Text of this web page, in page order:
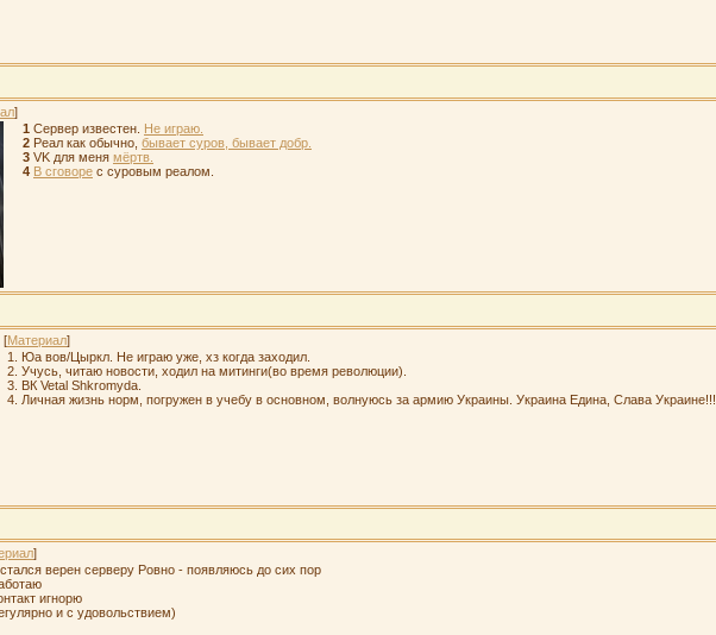
]
1 Сервер известен. Не играю.
2 Реал как обычно, бывает суров, бывает добр.
3 VK для меня мёртв.
4 В сговоре с суровым реалом.
[Материал]
1. Юа вов/Цыркл. Не играю уже, хз когда заходил.
2. Учусь, читаю новости, ходил на митинги(во время революции).
3. ВК Vetal Shkromyda.
4. Личная жизнь норм, погружен в учебу в основном, волнуюсь за армию Украины. Украина Едина, Слава Украине!!!
]
верен серверу Ровно - появляюсь до сих пор
игнорю
и с удовольствием)